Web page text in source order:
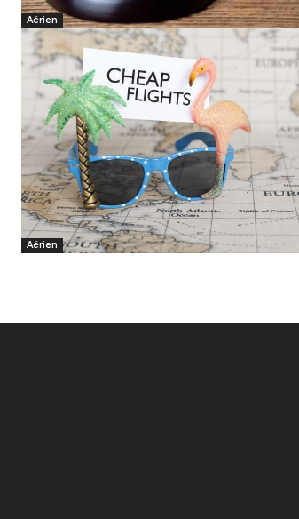
Aérien
Aérien